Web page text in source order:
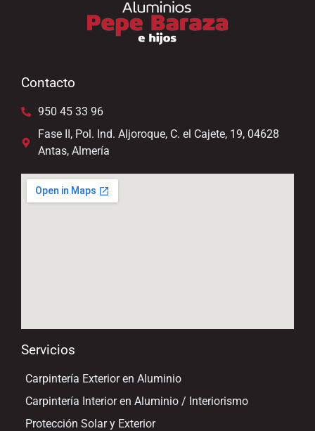
Contacto
950 45 33 96
Fase II, Pol. Ind. Aljoroque, C. el Cajete, 19, 04628
Antas, Almería
Servicios
Carpintería Exterior en Aluminio
Carpintería Interior en Aluminio / Interiorismo
Protección Solar y Exterior